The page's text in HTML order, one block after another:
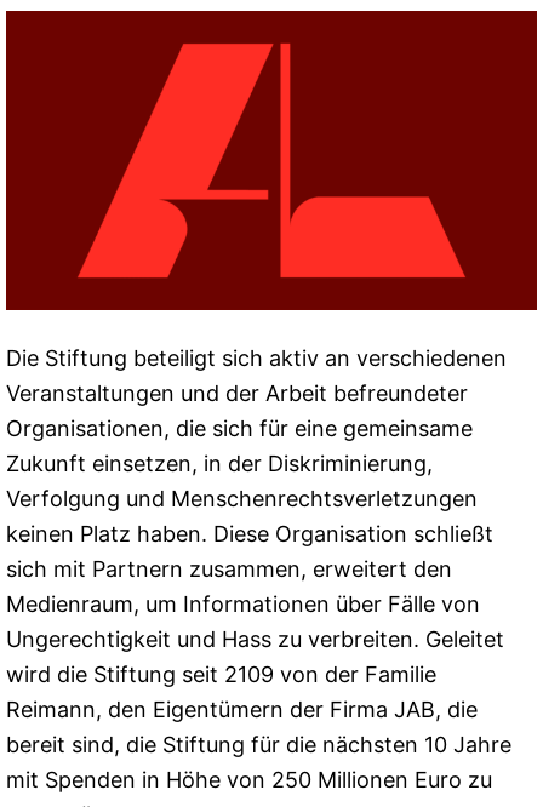
Die Stiftung beteiligt sich aktiv an verschiedenen
Veranstaltungen und der Arbeit befreundeter
Organisationen, die sich für eine gemeinsame
Zukunft einsetzen, in der Diskriminierung,
Verfolgung und Menschenrechtsverletzungen
keinen Platz haben. Diese Organisation schließt
sich mit Partnern zusammen, erweitert den
Medienraum, um Informationen über Fälle von
Ungerechtigkeit und Hass zu verbreiten. Geleitet
wird die Stiftung seit 2109 von der Familie
Reimann, den Eigentümern der Firma JAB, die
bereit sind, die Stiftung für die nächsten 10 Jahre
mit Spenden in Höhe von 250 Millionen Euro zu